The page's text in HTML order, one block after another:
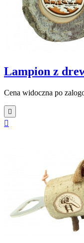
Lampion z
Cena widoczna po

